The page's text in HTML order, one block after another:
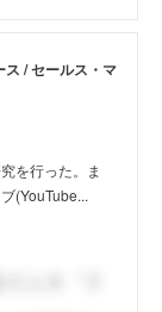
ス / セールス・マ
を行った。ま
(YouTube...